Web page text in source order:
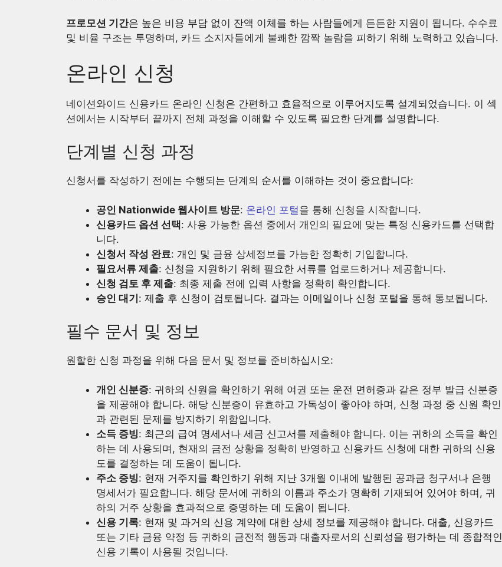
프로모션 기간은 높은 비용 부담 없이 잔액 이체를 하는 사람들에게 든든한 지원이 됩니다. 수수료
및 비율 구조는 투명하며, 카드 소지자들에게 불쾌한 깜짝 놀람을 피하기 위해 노력하고 있습니다.
온라인 신청
네이션와이드 신용카드 온라인 신청은 간편하고 효율적으로 이루어지도록 설계되었습니다. 이 섹
션에서는 시작부터 끝까지 전체 과정을 이해할 수 있도록 필요한 단계를 설명합니다.
단계별 신청 과정
신청서를 작성하기 전에는 수행되는 단계의 순서를 이해하는 것이 중요합니다:
공인 Nationwide 웹사이트 방문: 온라인 포털을 통해 신청을 시작합니다.
신용카드 옵션 선택: 사용 가능한 옵션 중에서 개인의 필요에 맞는 특정 신용카드를 선택합
니다.
신청서 작성 완료: 개인 및 금융 상세정보를 가능한 정확히 기입합니다.
필요서류 제출: 신청을 지원하기 위해 필요한 서류를 업로드하거나 제공합니다.
신청 검토 후 제출: 최종 제출 전에 입력 사항을 정확히 확인합니다.
승인 대기 : 제출 후 신청이 검토됩니다. 결과는 이메일이나 신청 포털을 통해 통보됩니다.
필수 문서 및 정보
원할한 신청 과정을 위해 다음 문서 및 정보를 준비하십시오:
개인 신분증: 귀하의 신원을 확인하기 위해 여권 또는 운전 면허증과 같은 정부 발급 신분증
을 제공해야 합니다. 해당 신분증이 유효하고 가독성이 좋아야 하며, 신청 과정 중 신원 확인
과 관련된 문제를 방지하기 위함입니다.
소득 증빙: 최근의 급여 명세서나 세금 신고서를 제출해야 합니다. 이는 귀하의 소득을 확인
하는 데 사용되며, 현재의 금전 상황을 정확히 반영하고 신용카드 신청에 대한 귀하의 신용
도를 결정하는 데 도움이 됩니다.
주소 증빙: 현재 거주지를 확인하기 위해 지난 3개월 이내에 발행된 공과금 청구서나 은행
명세서가 필요합니다. 해당 문서에 귀하의 이름과 주소가 명확히 기재되어 있어야 하며, 귀
하의 거주 상황을 효과적으로 증명하는 데 도움이 됩니다.
신용 기록: 현재 및 과거의 신용 계약에 대한 상세 정보를 제공해야 합니다. 대출, 신용카드
또는 기타 금융 약정 등 귀하의 금전적 행동과 대출자로서의 신뢰성을 평가하는 데 종합적인
신용 기록이 사용될 것입니다.